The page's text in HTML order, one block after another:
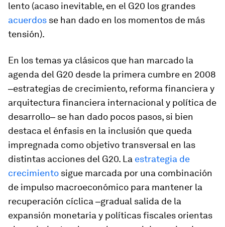
lento (acaso inevitable, en el G20 los grandes
acuerdos se han dado en los momentos de más
tensión).
En los temas ya clásicos que han marcado la
agenda del G20 desde la primera cumbre en 2008
‒estrategias de crecimiento, reforma financiera y
arquitectura financiera internacional y política de
desarrollo‒ se han dado pocos pasos, si bien
destaca el énfasis en la inclusión que queda
impregnada como objetivo transversal en las
distintas acciones del G20. La estrategia de
crecimiento sigue marcada por una combinación
de impulso macroeconómico para mantener la
recuperación cíclica ‒gradual salida de la
expansión monetaria y políticas fiscales orientas